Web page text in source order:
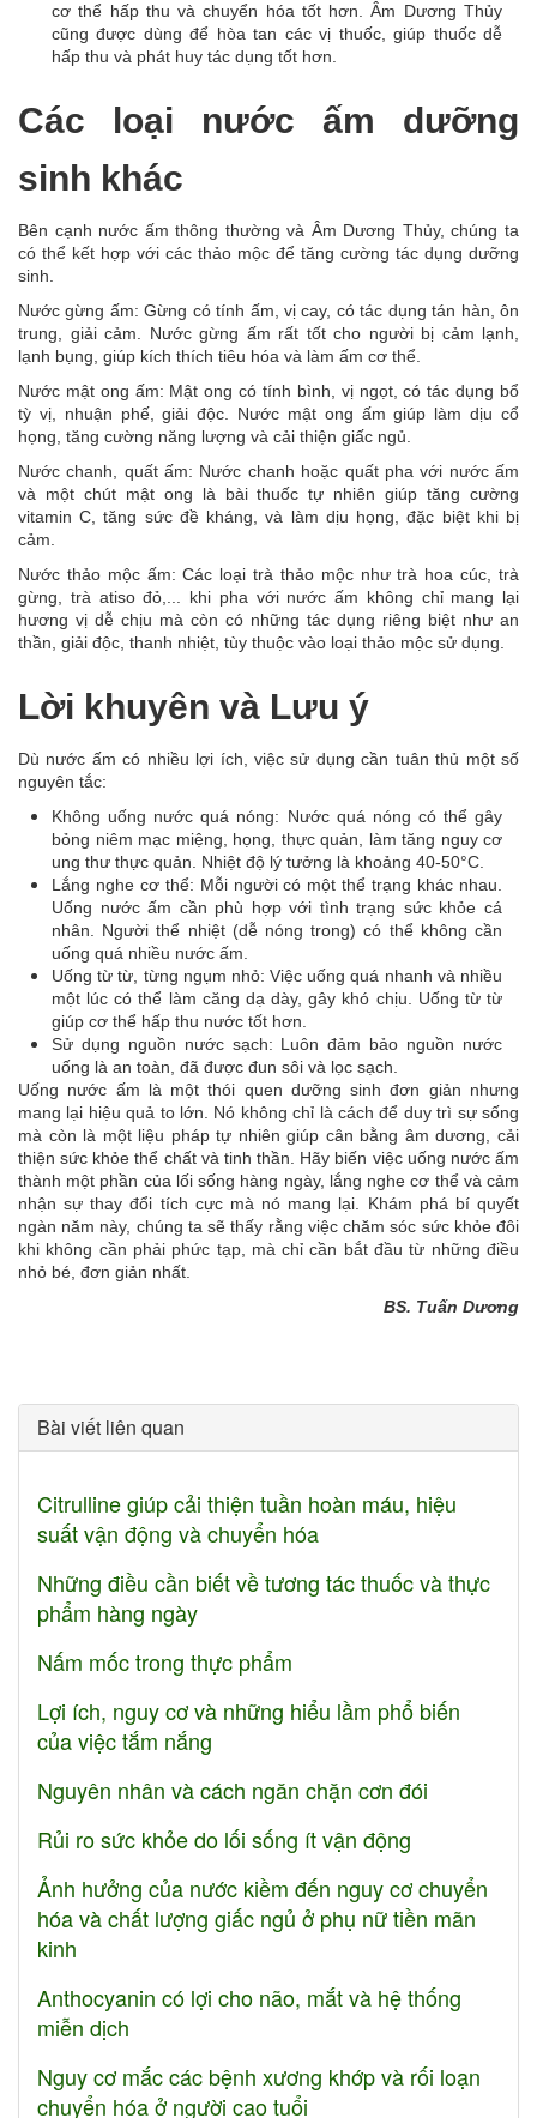
cơ thể hấp thu và chuyển hóa tốt hơn. Âm Dương Thủy
cũng được dùng để hòa tan các vị thuốc, giúp thuốc dễ
hấp thu và phát huy tác dụng tốt hơn.
Các loại nước ấm dưỡng
sinh khác
Bên cạnh nước ấm thông thường và Âm Dương Thủy, chúng ta
có thể kết hợp với các thảo mộc để tăng cường tác dụng dưỡng
sinh.
Nước gừng ấm: Gừng có tính ấm, vị cay, có tác dụng tán hàn, ôn
trung, giải cảm. Nước gừng ấm rất tốt cho người bị cảm lạnh,
lạnh bụng, giúp kích thích tiêu hóa và làm ấm cơ thể.
Nước mật ong ấm: Mật ong có tính bình, vị ngọt, có tác dụng bổ
tỳ vị, nhuận phế, giải độc. Nước mật ong ấm giúp làm dịu cổ
họng, tăng cường năng lượng và cải thiện giấc ngủ.
Nước chanh, quất ấm: Nước chanh hoặc quất pha với nước ấm
và một chút mật ong là bài thuốc tự nhiên giúp tăng cường
vitamin C, tăng sức đề kháng, và làm dịu họng, đặc biệt khi bị
cảm.
Nước thảo mộc ấm: Các loại trà thảo mộc như trà hoa cúc, trà
gừng, trà atiso đỏ,... khi pha với nước ấm không chỉ mang lại
hương vị dễ chịu mà còn có những tác dụng riêng biệt như an
thần, giải độc, thanh nhiệt, tùy thuộc vào loại thảo mộc sử dụng.
Lời khuyên và Lưu ý
Dù nước ấm có nhiều lợi ích, việc sử dụng cần tuân thủ một số
nguyên tắc:
Không uống nước quá nóng: Nước quá nóng có thể gây
bỏng niêm mạc miệng, họng, thực quản, làm tăng nguy cơ
ung thư thực quản. Nhiệt độ lý tưởng là khoảng 40-50°C.
Lắng nghe cơ thể: Mỗi người có một thể trạng khác nhau.
Uống nước ấm cần phù hợp với tình trạng sức khỏe cá
nhân. Người thể nhiệt (dễ nóng trong) có thể không cần
uống quá nhiều nước ấm.
Uống từ từ, từng ngụm nhỏ: Việc uống quá nhanh và nhiều
một lúc có thể làm căng dạ dày, gây khó chịu. Uống từ từ
giúp cơ thể hấp thu nước tốt hơn.
Sử dụng nguồn nước sạch: Luôn đảm bảo nguồn nước
uống là an toàn, đã được đun sôi và lọc sạch.
Uống nước ấm là một thói quen dưỡng sinh đơn giản nhưng
mang lại hiệu quả to lớn. Nó không chỉ là cách để duy trì sự sống
mà còn là một liệu pháp tự nhiên giúp cân bằng âm dương, cải
thiện sức khỏe thể chất và tinh thần. Hãy biến việc uống nước ấm
thành một phần của lối sống hàng ngày, lắng nghe cơ thể và cảm
nhận sự thay đổi tích cực mà nó mang lại. Khám phá bí quyết
ngàn năm này, chúng ta sẽ thấy rằng việc chăm sóc sức khỏe đôi
khi không cần phải phức tạp, mà chỉ cần bắt đầu từ những điều
nhỏ bé, đơn giản nhất.
BS. Tuấn Dương
Bài viết liên quan
Citrulline giúp cải thiện tuần hoàn máu, hiệu
suất vận động và chuyển hóa
Những điều cần biết về tương tác thuốc và thực
phẩm hàng ngày
Nấm mốc trong thực phẩm
Lợi ích, nguy cơ và những hiểu lầm phổ biến
của việc tắm nắng
Nguyên nhân và cách ngăn chặn cơn đói
Rủi ro sức khỏe do lối sống ít vận động
Ảnh hưởng của nước kiềm đến nguy cơ chuyển
hóa và chất lượng giấc ngủ ở phụ nữ tiền mãn
kinh
Anthocyanin có lợi cho não, mắt và hệ thống
miễn dịch
Nguy cơ mắc các bệnh xương khớp và rối loạn
chuyển hóa ở người cao tuổi